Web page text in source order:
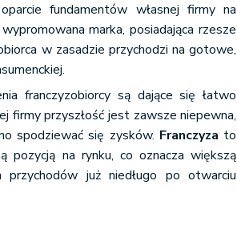
fundamentów własnej firmy na
marka, posiadająca rzesze
w zasadzie przychodzi na gotowe,
franczyzobiorcy są dające się łatwo
firmy przyszłość jest zawsze niepewna,
spodziewać się zysków. Franczyza to
pozycją na rynku, co oznacza większą
już niedługo po otwarciu